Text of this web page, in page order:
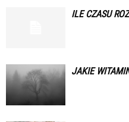
ILE CZASU
JAKIE